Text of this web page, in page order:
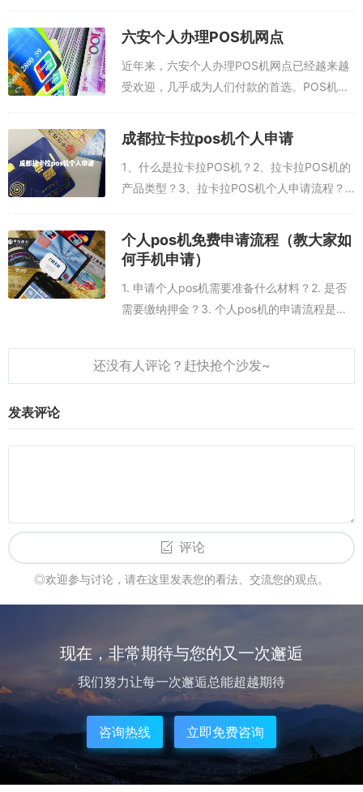
4. 服务更便捷：
个人办POS机可以让消费者更加便捷的进行消费，消费者不再需要携
带大量现金，可以减少支付时间，提升消费体验，也可以让商家节省
大量的人力成本。
5. 费用可控：
个人办POS机的租用费用可以控制在合理的范围内，只需要支付一定
的月租费用，可以有效降低个人支付的成本。
总之，个人办POS机的优势多多，无论是在使用灵活性、支付安全
性、操作简单性，还是在提供的服务便捷性和费用可控性上，都能够
为消费者提供更多的福利。
流程，还可以为商家提供更多的便利，提高收
入。因此，申请小型个人POS机已经成...
六安个人办理POS机网点
近年来，六安个人办理POS机网点已经越来越
受欢迎，几乎成为人们付款的首选。POS机网
的过程简单快捷，有助于提升消费者的体验。
手机在线免费申请pos机，邮寄到家，...
成都拉卡拉pos机个人申请
1、什么是拉卡拉POS机？2、拉卡拉POS机的
产品类型？3、拉卡拉POS机个人申请流程？
机申请所需材料？1、什么是拉卡拉POS机？拉
卡拉POS机（Poin...
个人pos机免费申请流程（教大家如
何手机申请）
1. 申请个人pos机需要准备什么材料？2. 是否
需要缴纳押金？3. 个人pos机的申请流程是怎
机？5. 个人pos机申请需要注意哪些事项？1.
申请个人p...
发表评论
评论
◎欢迎参与讨论，请在这里发表您的看法、交流您的观点。
现在，非常期待与您的又一次邂逅
我们努力让每一次邂逅总能超越期待
咨询热线 立即免费咨询